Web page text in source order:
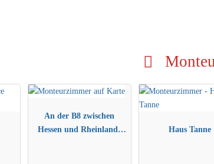
An der B8 zwischen
Hessen und Rheinland-
Haus Tanne